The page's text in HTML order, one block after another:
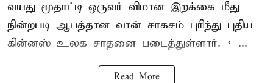
வயது மூதாட்டி ஒருவர் விமான இறக்கை மீது
நின்றபடி ஆபத்தான வான் சாகசம் புரிந்து புதிய
கின்னஸ் உலக சாதனை படைத்துள்ளார். < ...
Read More